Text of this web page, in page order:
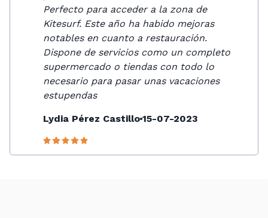
Perfecto para acceder a la zona de
Kitesurf. Este año ha habido mejoras
notables en cuanto a restauración.
Dispone de servicios como un completo
supermercado o tiendas con todo lo
necesario para pasar unas vacaciones
estupendas
Lydia Pérez Castillo 15-07-2023